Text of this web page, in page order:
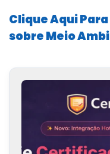
Clique Aqui
sobre Meio